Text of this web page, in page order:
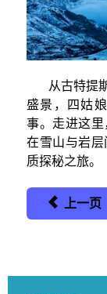
从古特提斯
盛景，四姑
事。走进这里
在雪山与岩
质探秘之旅。
上一页